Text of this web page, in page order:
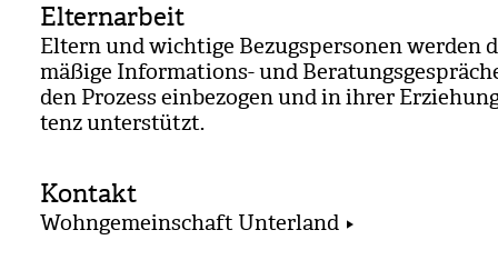
Elternarbeit
Eltern und wich­tige Bezugs­per­so­nen wer­den
mä­ßige Infor­ma­ti­ons- und
den Pro­zess ein­be­zo­gen und in ihrer
tenz unter­stützt.
Kontakt
Wohngemeinschaft Unterland